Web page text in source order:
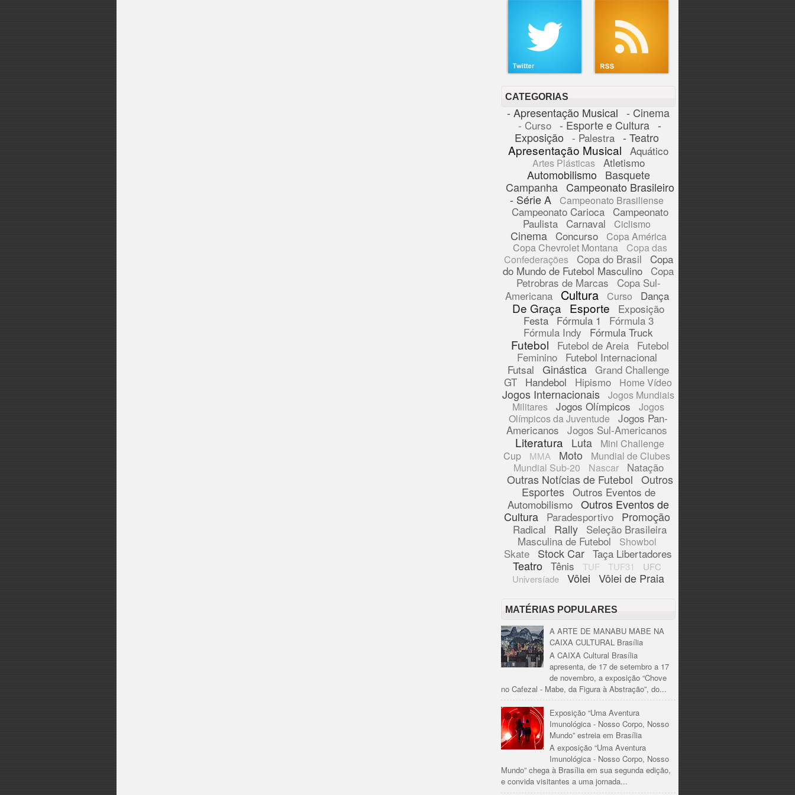
CATEGORIAS
- Apresentação Musical - Cinema
- Curso - Esporte e Cultura -
Exposição - Palestra - Teatro
Apresentação Musical Aquático
Artes Plásticas Atletismo
Automobilismo
Basquete
Campanha Campeonato Brasileiro
- Série A
Campeonato Brasiliense
Campeonato Carioca
Campeonato
Paulista Carnaval Ciclismo
Cinema Concurso
Copa América
Copa Chevrolet Montana
Copa das
Confederações
Copa do Brasil Copa
do Mundo de Futebol Masculino Copa
Petrobras de Marcas
Copa Sul-
Americana
Cultura Curso Dança
De Graça Esporte
Exposição
Festa
Fórmula 1
Fórmula 3
Fórmula Indy
Fórmula Truck
Futebol Futebol de Areia
Futebol
Feminino
Futebol Internacional
Futsal Ginástica Grand Challenge
GT Handebol Hipismo Home Vídeo
Jogos Internacionais
Jogos Mundiais
Militares
Jogos Olímpicos
Jogos
Olímpicos da Juventude
Jogos Pan-
Americanos Jogos Sul-Americanos
Literatura Luta
Mini Challenge
Cup
MMA Moto
Mundial de Clubes
Mundial Sub-20
Nascar Natação
Outras Notícias de Futebol Outros
Esportes Outros Eventos de
Automobilismo Outros Eventos de
Cultura
Paradesportivo Promoção
Radical Rally Seleção Brasileira
Masculina de Futebol
Showbol
Skate Stock Car Taça Libertadores
Teatro Tênis TUF TUF31
UFC
Universíade
Vôlei Vôlei de Praia
MATÉRIAS POPULARES
A ARTE DE MANABU MABE NA
CAIXA CULTURAL Brasília
A CAIXA Cultural Brasília
apresenta, de 17 de setembro a 17
de novembro, a exposição “Chove
no Cafezal - Mabe, da Figura à Abstração”, do...
Exposição “Uma Aventura
Imunológica - Nosso Corpo, Nosso
Mundo” estreia em Brasília
A exposição “Uma Aventura
Imunológica - Nosso Corpo, Nosso
Mundo” chega à Brasília em sua segunda edição,
e convida visitantes a uma jornada...